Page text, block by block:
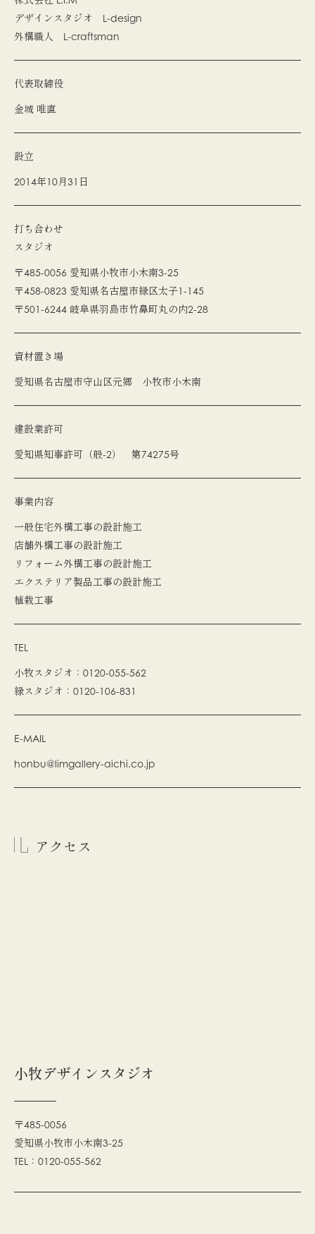
デザインスタジオ L-design
外構職人 L-craftsman
代表取締役
金城 唯直
設立
2014年10月31日
打ち合わせ
スタジオ
〒485-0056 愛知県小牧市小木南3-25
〒458-0823 愛知県名古屋市緑区太子1-145
〒501-6244 岐阜県羽島市竹鼻町丸の内2-28
資材置き場
愛知県名古屋市守山区元郷 小牧市小木南
建設業許可
愛知県知事許可（般-2） 第74275号
事業内容
一般住宅外構工事の設計施工
店舗外構工事の設計施工
リフォーム外構工事の設計施工
エクステリア製品工事の設計施工
植栽工事
TEL
小牧スタジオ：0120-055-562
緑スタジオ：0120-106-831
E-MAIL
honbu@limgallery-aichi.co.jp
アクセス
小牧デザインスタジオ
〒485-0056
愛知県小牧市小木南3-25
TEL：0120-055-562